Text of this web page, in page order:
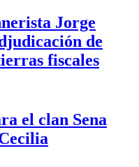
Jorge
de
fiscales
el clan Sena